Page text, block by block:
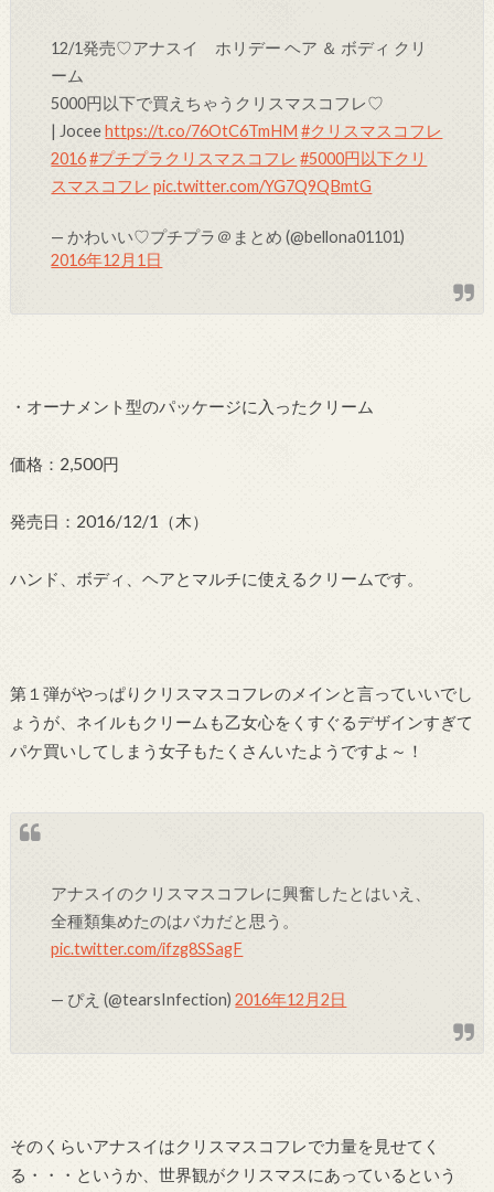
12/1発売♡アナスイ ホリデー ヘア ＆ ボディ クリ
ーム
5000円以下で買えちゃうクリスマスコフレ♡
| Joceehttps://t.co/76OtC6TmHM #クリスマスコフレ
2016 #プチプラクリスマスコフレ #5000円以下クリ
スマスコフレ pic.twitter.com/YG7Q9QBmtG
— かわいい♡プチプラ＠まとめ (@bellona01101)
2016年12月1日
・オーナメント型のパッケージに入ったクリーム
価格：2,500円
発売日：2016/12/1（木）
ハンド、ボディ、ヘアとマルチに使えるクリームです。
第１弾がやっぱりクリスマスコフレのメインと言っていいでし
ょうが、ネイルもクリームも乙女心をくすぐるデザインすぎて
パケ買いしてしまう女子もたくさんいたようですよ～！
アナスイのクリスマスコフレに興奮したとはいえ、
全種類集めたのはバカだと思う。
pic.twitter.com/ifzg8SSagF
— ぴえ (@tearsInfection)2016年12月2日
そのくらいアナスイはクリスマスコフレで力量を見せてく
る・・・というか、世界観がクリスマスにあっているという